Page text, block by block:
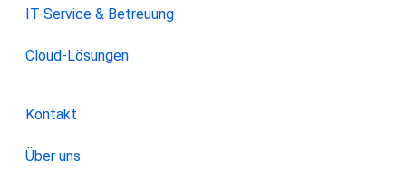
IT-Service & Betreuung
Cloud-Lösungen
Kontakt
Über uns